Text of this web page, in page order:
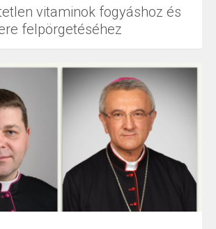
vitaminok fogyáshoz és
felpörgetéséhez